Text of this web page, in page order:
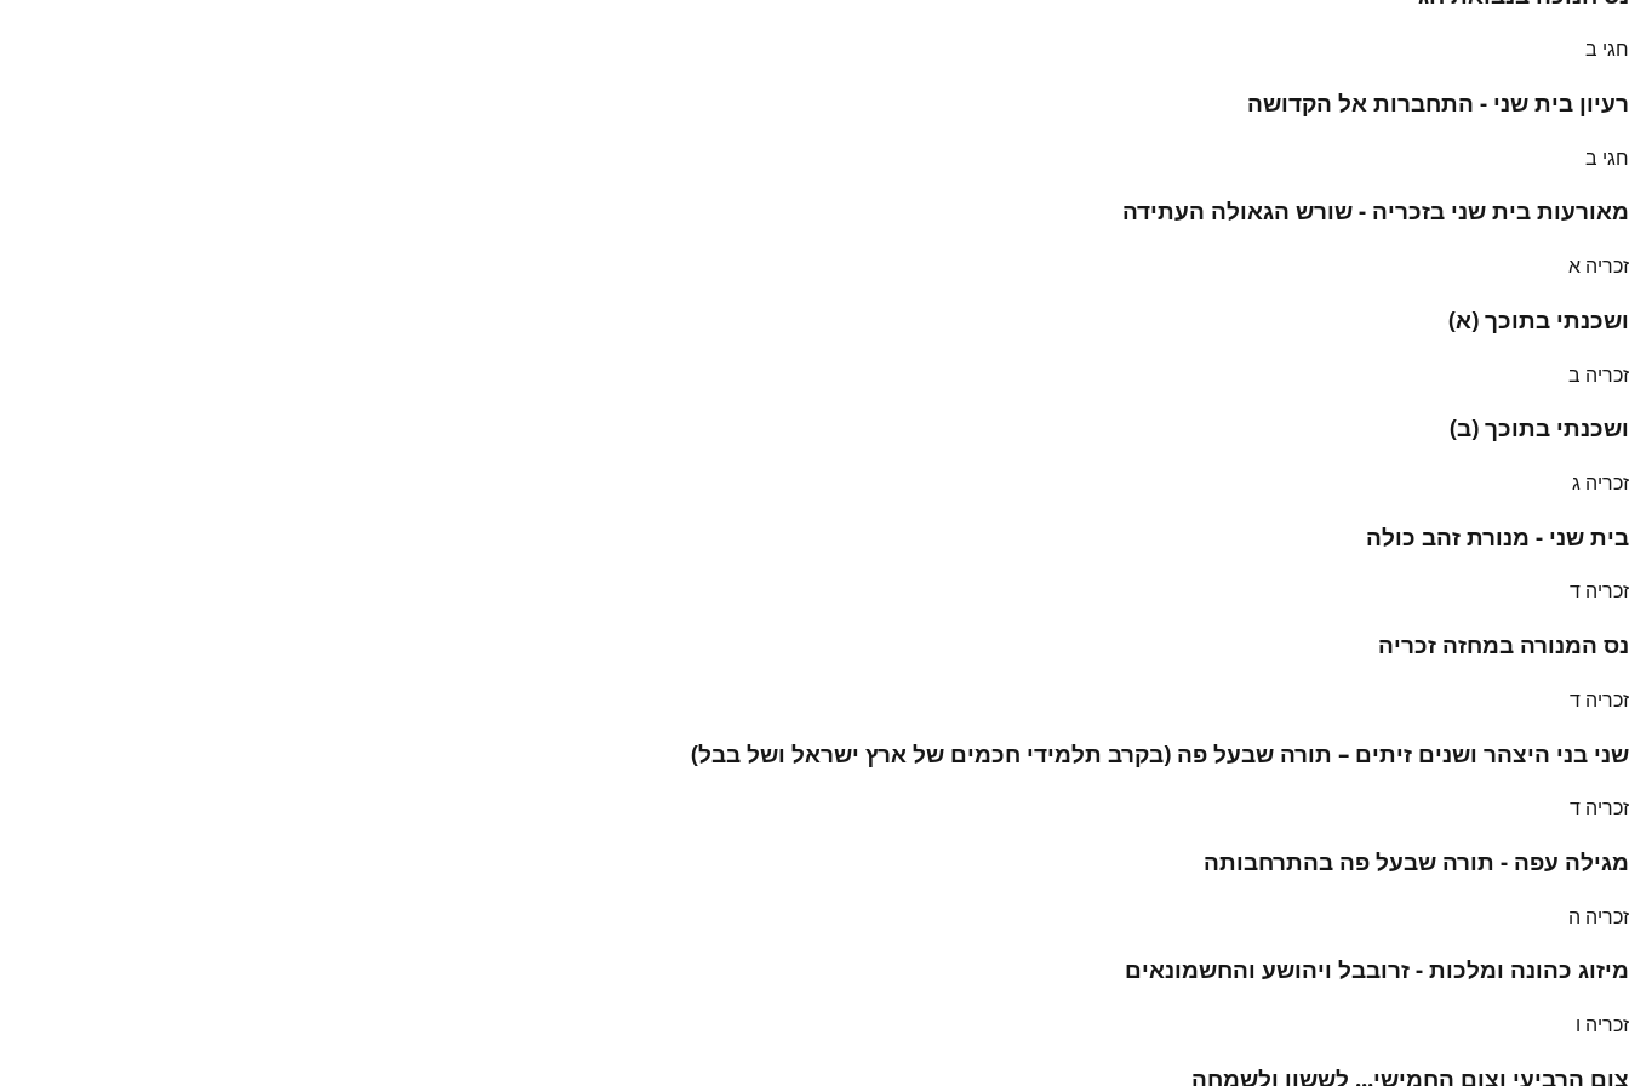
חגי ב
רעיון בית שני - התחברות אל הקדושה
חגי ב
מאורעות בית שני בזכריה - שורש הגאולה העתידה
זכריה א
ושכנתי בתוכך (א)
זכריה ב
ושכנתי בתוכך (ב)
זכריה ג
בית שני - מנורת זהב כולה
זכריה ד
נס המנורה במחזה זכריה
זכריה ד
שני בני היצהר ושנים זיתים – תורה שבעל פה (בקרב תלמידי חכמים של ארץ ישראל ושל בבל)
זכריה ד
מגילה עפה - תורה שבעל פה בהתרחבותה
זכריה ה
מיזוג כהונה ומלכות - זרובבל ויהושע והחשמונאים
זכריה ו
צום הרביעי וצום החמישי... לששון ולשמחה